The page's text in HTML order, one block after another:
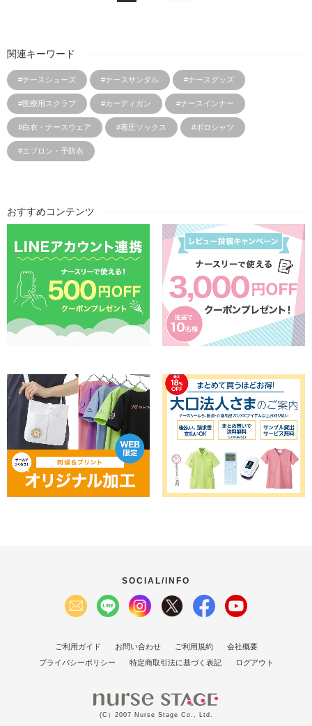
関連キーワード
#ナースシューズ #ナースサンダル #ナースグッズ
#医療用スクラブ #カーディガン #ナースインナー
#白衣・ナースウェア #着圧ソックス #ポロシャツ
#エプロン・予防衣
おすすめコンテンツ
SOCIAL/INFO
ご利用ガイド お問い合わせ ご利用規約
会社概要
プライバシーポリシー
特定商取引法に基づく表記 ログアウト
(C）2007 Nurse Stage Co., Ltd.